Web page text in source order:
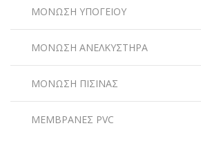
ΜΟΝΩΣΗ ΥΠΟΓΕΙΟΥ
ΜΟΝΩΣΗ ΑΝΕΛΚΥΣΤΗΡΑ
ΜΟΝΩΣΗ ΠΙΣΙΝΑΣ
ΜΕΜΒΡΑΝΕΣ PVC